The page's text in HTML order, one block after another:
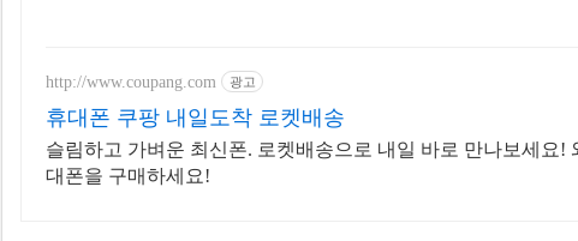
http://www.coupang.com 광고
휴대폰 쿠팡 내일도착 로켓배송
슬림하고 가벼운 최신폰. 로켓배송으로 내일 바로 만나보세요!
대폰을 구매하세요!